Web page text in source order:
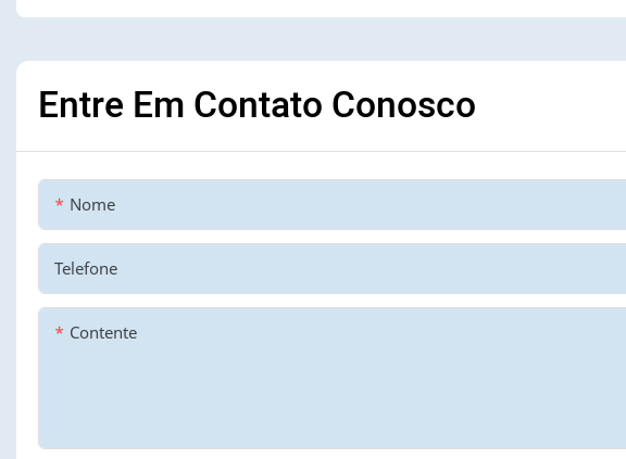
Entre Em Contato Conosco
Nome
Telefone
Contente